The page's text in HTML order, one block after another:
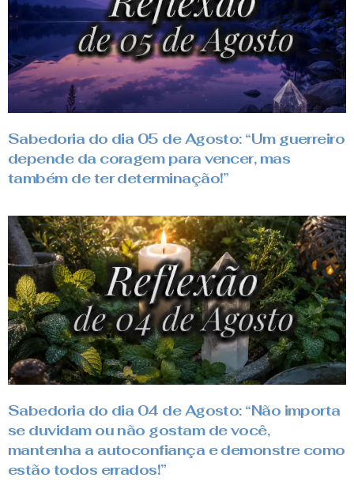
Sabedoria do dia 05 de Agosto: “Um guerreiro
depende da coragem para vencer, mas
também de ter determinação!”
Sabedoria do dia 04 de Agosto: “Não importa
se duvidam ou não gostam de você,
mantenha a autoconfiança e demonstre como
estão todos errados!”